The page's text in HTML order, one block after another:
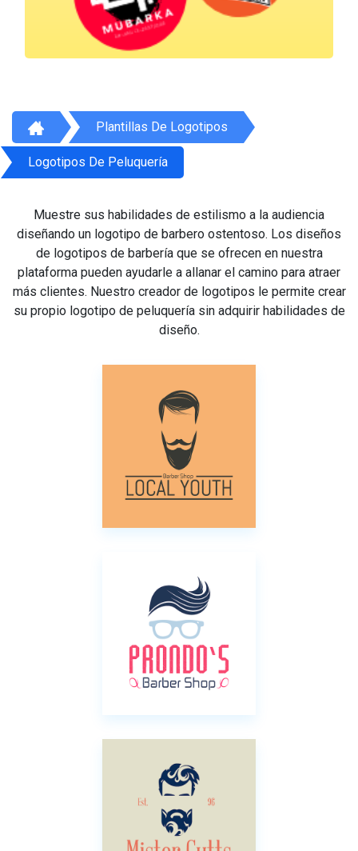
Plantillas De Logotipos
Logotipos De Peluquería
Muestre sus habilidades de estilismo a la audiencia
diseñando un logotipo de barbero ostentoso. Los diseños
de logotipos de barbería que se ofrecen en nuestra
plataforma pueden ayudarle a allanar el camino para atraer
más clientes. Nuestro creador de logotipos le permite crear
su propio logotipo de peluquería sin adquirir habilidades de
diseño.